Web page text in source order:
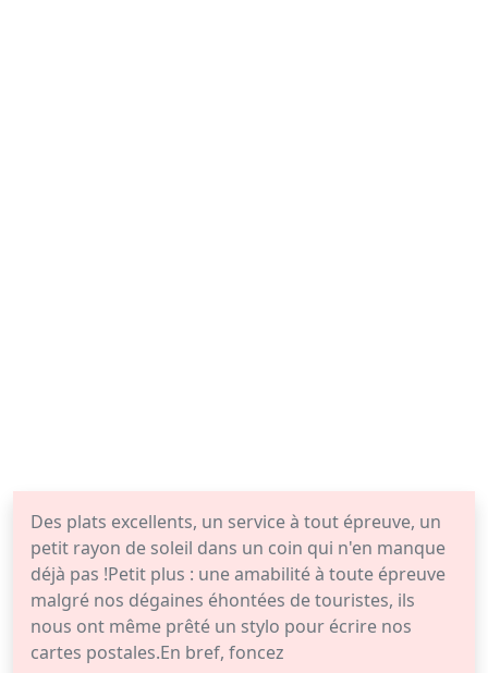
Des plats excellents, un service à tout épreuve, un
petit rayon de soleil dans un coin qui n'en manque
déjà pas !Petit plus : une amabilité à toute épreuve
malgré nos dégaines éhontées de touristes, ils
nous ont même prêté un stylo pour écrire nos
cartes postales.En bref, foncez